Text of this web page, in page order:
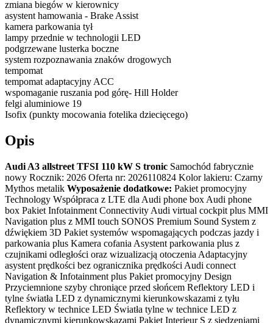
zmiana biegów w kierownicy
asystent hamowania - Brake Assist
kamera parkowania tył
lampy przednie w technologii LED
podgrzewane lusterka boczne
system rozpoznawania znaków drogowych
tempomat
tempomat adaptacyjny ACC
wspomaganie ruszania pod górę- Hill Holder
felgi aluminiowe 19
Isofix (punkty mocowania fotelika dziecięcego)
Opis
Audi A3 allstreet TFSI 110 kW S tronic Samochód fabrycznie
nowy Rocznik: 2026 Oferta nr: 2026110824 Kolor lakieru: Czarny
Mythos metalik Wyposażenie dodatkowe: Pakiet promocyjny
Technology Współpraca z LTE dla Audi phone box Audi phone
box Pakiet Infotainment Connectivity Audi virtual cockpit plus MMI
Navigation plus z MMI touch SONOS Premium Sound System z
dźwiękiem 3D Pakiet systemów wspomagających podczas jazdy i
parkowania plus Kamera cofania Asystent parkowania plus z
czujnikami odległości oraz wizualizacją otoczenia Adaptacyjny
asystent prędkości bez ogranicznika prędkości Audi connect
Navigation & Infotainment plus Pakiet promocyjny Design
Przyciemnione szyby chroniące przed słońcem Reflektory LED i
tylne światła LED z dynamicznymi kierunkowskazami z tyłu
Reflektory w technice LED Światła tylne w technice LED z
dynamicznymi kierunkowskazami Pakiet Interieur S z siedzeniami